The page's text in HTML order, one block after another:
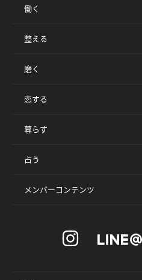
働く
整える
磨く
恋する
暮らす
占う
メンバーコンテンツ